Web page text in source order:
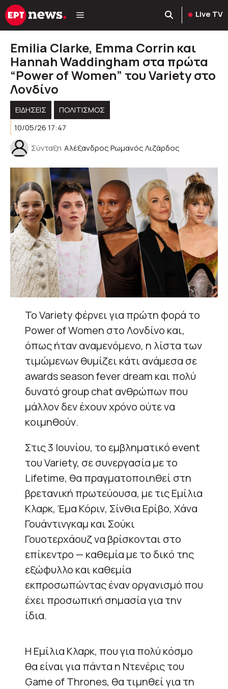
Μετάβαση
σε
Live TV
Emilia Clarke, Emma Corrin και
Hannah Waddingham στα πρώτα
“Power of Women” του Variety στο
Λονδίνο
ΕΙΔΗΣΕΙΣ
ΠΟΛΙΤΙΣΜΟΣ
10/05/26 17:47
Σύνταξη Αλέξανδρος Ρωμανός Λιζάρδος
Το Variety φέρνει για πρώτη φορά το
Power of Women στο Λονδίνο και,
όπως ήταν αναμενόμενο, η λίστα των
τιμώμενων θυμίζει κάτι ανάμεσα σε
awards season fever dream και πολύ
δυνατό group chat ανθρώπων που
μάλλον δεν έχουν χρόνο ούτε να
κοιμηθούν.
Στις 3 Ιουνίου, το εμβληματικό event
του Variety, σε συνεργασία με το
Lifetime, θα πραγματοποιηθεί στη
βρετανική πρωτεύουσα, με τις Εμίλια
Κλαρκ, Έμα Κόριν, Σίνθια Ερίβο, Χάνα
Γουάντινγκαμ και Σούκι
Γουοτερχάουζ να βρίσκονται στο
επίκεντρο — καθεμία με το δικό της
εξώφυλλο και καθεμία
εκπροσωπώντας έναν οργανισμό που
έχει προσωπική σημασία για την
ίδια.
Η Εμίλια Κλαρκ, που για πολύ κόσμο
θα είναι για πάντα η Ντενέρις του
Game of Thrones, θα τιμηθεί για τη